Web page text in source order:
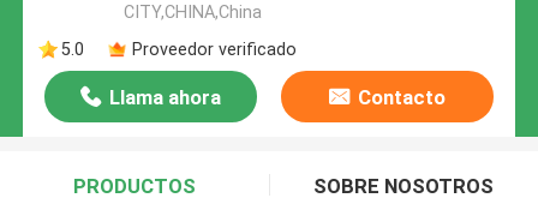
CITY,CHINA,China
5.0
Proveedor verificado
Llama ahora Contacto
PRODUCTOS SOBRE NOSOTROS